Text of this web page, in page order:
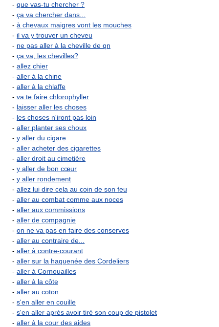
- que vas-tu chercher ?
- ça va chercher dans...
- à chevaux maigres vont les mouches
- il va y trouver un cheveu
- ne pas aller à la cheville de qn
- ça va, les chevilles?
- allez chier
- aller à la chine
- aller à la chlaffe
- va te faire chlorophyller
- laisser aller les choses
- les choses n'iront pas loin
- aller planter ses choux
- y aller du cigare
- aller acheter des cigarettes
- aller droit au cimetière
- y aller de bon cœur
- y aller rondement
- allez lui dire cela au coin de son feu
- aller au combat comme aux noces
- aller aux commissions
- aller de compagnie
- on ne va pas en faire des conserves
- aller au contraire de...
- aller à contre-courant
- aller sur la haquenée des Cordeliers
- aller à Cornouailles
- aller à la côte
- aller au coton
- s'en aller en couille
- s'en aller après avoir tiré son coup de pistolet
- aller à la cour des aides